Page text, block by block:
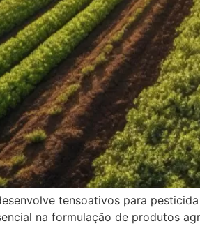
tensoativos para
na formulação de produtos